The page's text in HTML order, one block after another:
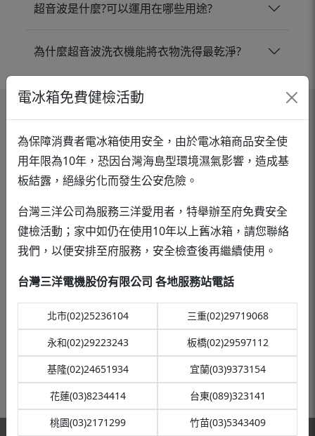
超音波是什麼?可以運用在哪些用途?
為什麼超音波洗衣機能將衣物洗得最乾淨?
保證書登錄
經銷通路商
報修服務
電冰箱免費健檢活動
為保障消費者電冰箱使用安全，由於電冰箱商品安全使
用年限為10年，恐因台灣海島型環境濕氣影響，造成基
板結露，絕緣劣化而發生公安危險。
台灣三洋公司為服務三洋愛用者，特舉辦至府免費安全
健檢活動；家中如仍在使用10年以上舊冰箱，請您聯絡
我們，以便安排至府服務，安全檢查後再繼續使用。
台灣三洋電機股份有限公司 各地服務站電話
北市(02)25236104
三重(02)29719068
永和(02)29223243
板橋(02)29597112
基隆(02)24651934
宜蘭(03)9373154
花蓮(03)8234414
台東(089)323141
桃園(03)2171299
竹苗(03)5343409